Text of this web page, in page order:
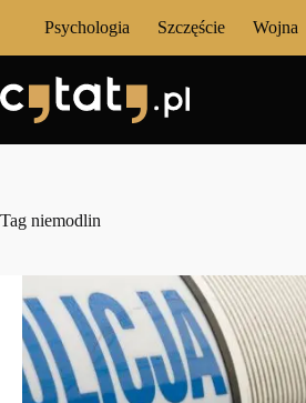
Psychologia Szczęście Wojna
Tag niemodlin